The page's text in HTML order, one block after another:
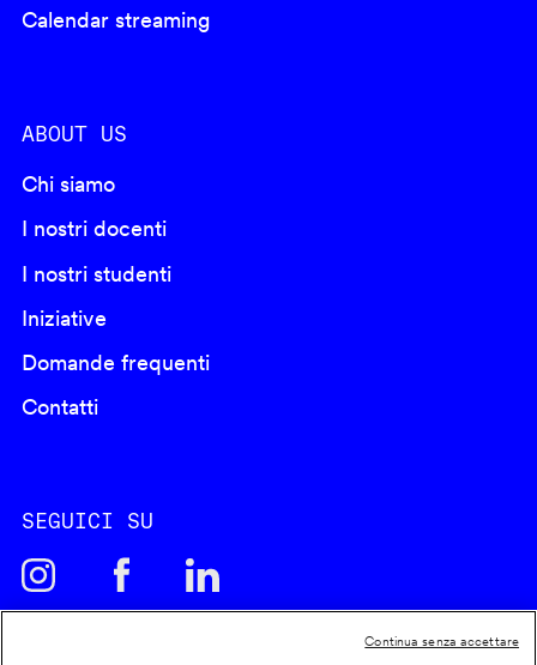
Calendar streaming
ABOUT US
Chi siamo
I nostri docenti
I nostri studenti
Iniziative
Domande frequenti
Contatti
SEGUICI SU
Continua senza accettare